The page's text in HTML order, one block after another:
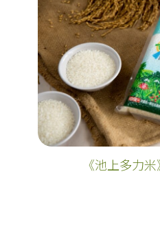
《池上多力